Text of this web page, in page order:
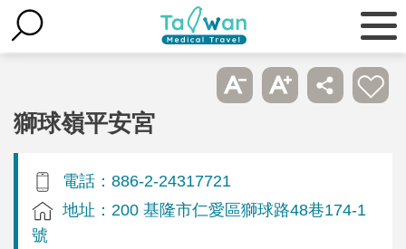
獅球嶺平安宮
電話：886-2-24317721
地址：200 基隆市仁愛區獅球路48巷174-1
號